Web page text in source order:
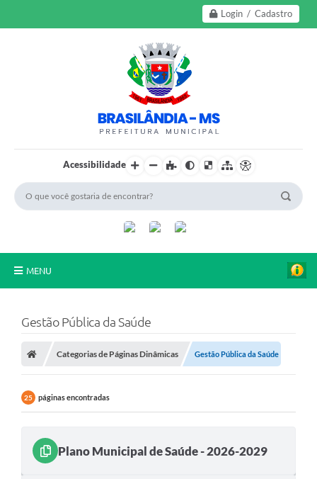
Login / Cadastro
Acessibilidade
MENU
Legislação
Câmara Municipal
Ouvidoria
Gestão Pública da Saúde
Categorias de Páginas Dinâmicas Gestão Pública da Saúde
25 páginas encontradas
Plano Municipal de Saúde - 2026-2029